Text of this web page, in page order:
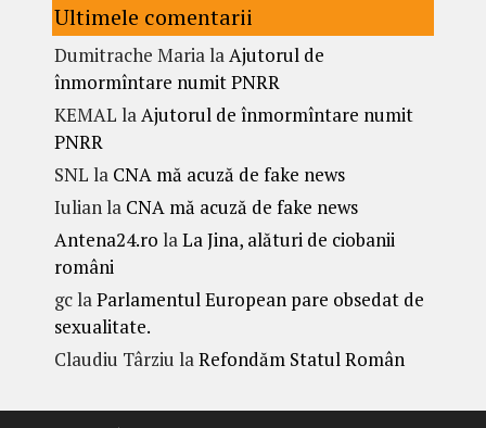
Ultimele comentarii
Dumitrache Maria la Ajutorul de
înmormîntare numit PNRR
KEMAL la Ajutorul de înmormîntare numit
PNRR
SNL la CNA mă acuză de fake news
Iulian la CNA mă acuză de fake news
Antena24.ro la La Jina, alături de ciobanii
români
gcla Parlamentul European pare obsedat de
sexualitate.
Claudiu Târziu la Refondăm Statul Român